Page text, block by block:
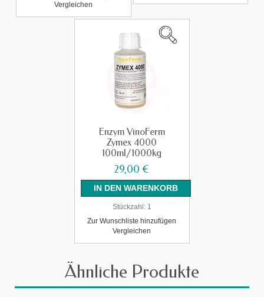
Vergleichen
Enzym VinoFerm
Zymex 4000
100ml/1000kg
29,00 €
Stückzahl:1
Zur Wunschliste hinzufügen
Vergleichen
Ähnliche Produkte